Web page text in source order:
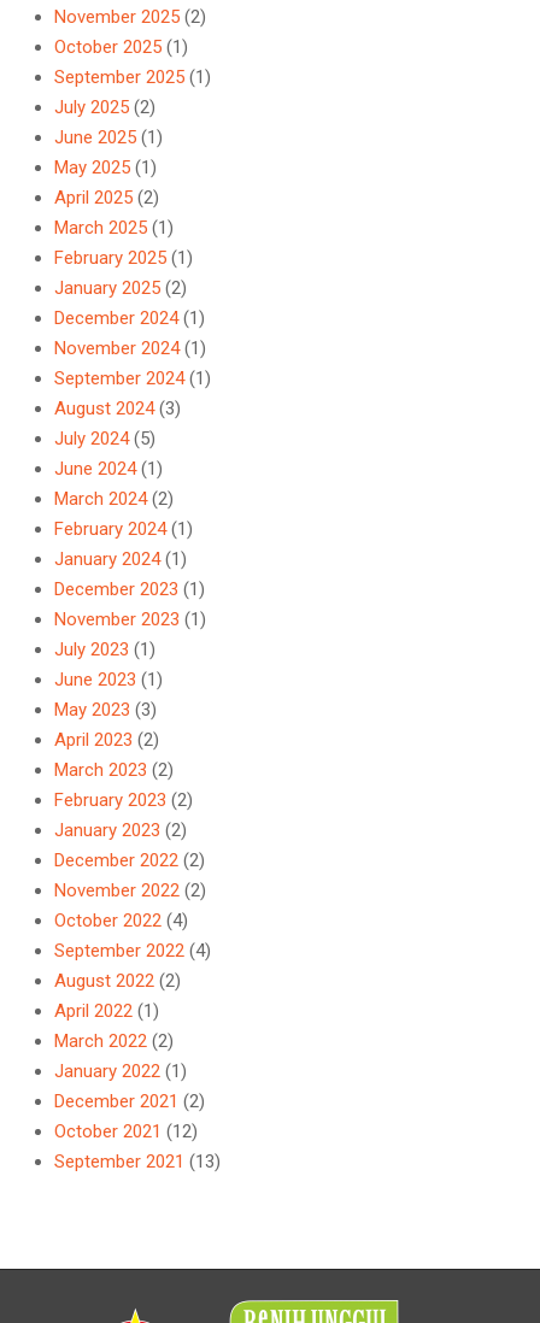
November 2025 (2)
October 2025 (1)
September 2025 (1)
July 2025 (2)
June 2025 (1)
May 2025 (1)
April 2025 (2)
March 2025 (1)
February 2025 (1)
January 2025 (2)
December 2024(1)
November 2024(1)
September 2024(1)
August 2024(3)
July 2024(5)
June 2024(1)
March 2024(2)
February 2024(1)
January 2024(1)
December 2023 (1)
November 2023 (1)
July 2023 (1)
June 2023 (1)
May 2023 (3)
April 2023 (2)
March 2023 (2)
February 2023 (2)
January 2023 (2)
December 2022 (2)
November 2022 (2)
October 2022 (4)
September 2022 (4)
August 2022 (2)
April 2022 (1)
March 2022 (2)
January 2022 (1)
December 2021 (2)
October 2021 (12)
September 2021 (13)